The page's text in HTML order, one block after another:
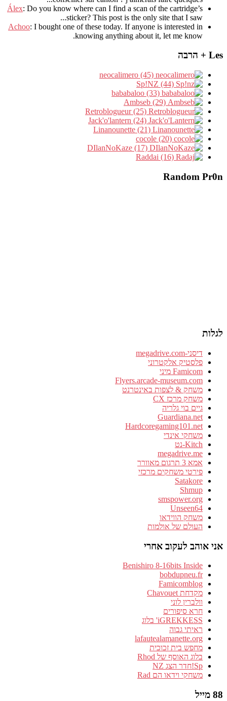
Álex: Do you know where can I find a scan of the cartridge’s
sticker? This post is the only site that I saw...
Achoo: I bought one of these today. If anyone is interested in
knowing anything about it, let me know.
Les + הרבה
Random Pr0n
לגלות
דיסני-megadrive.com
פלסטיק אלקטרוני
Famicom מיני
Flyers.arcade-museum.com
משחק & לצפות באינטרנט
משחק מרכז CX
גיים בוי גלריה
Guardiana.net
Hardcoregaming101.net
משחקי אינדי
Kitch-נט
megadrive.me
אמא 3 תרגום מאוורר
פירטי משחקים מרכזי
Satakore
Shmup
smspower.org
Unseen64
משחק הווידאו
העולם של אולמות
אני אוהב לעקוב אחרי
Benishiro 8-16bits Inside
bobdupneu.fr
Famicomblog
מקדחת Chavouet
וולברין לוני
חרא סיפורים
iGREKKESS' בלוג
ראיתי גבוה
lafautealamanette.org
מחפש בית זכוכית
בלוג האוסף של Rhod
Sp!חדר הצג NZ
משחקי וידאו הם Rad
88 מייל